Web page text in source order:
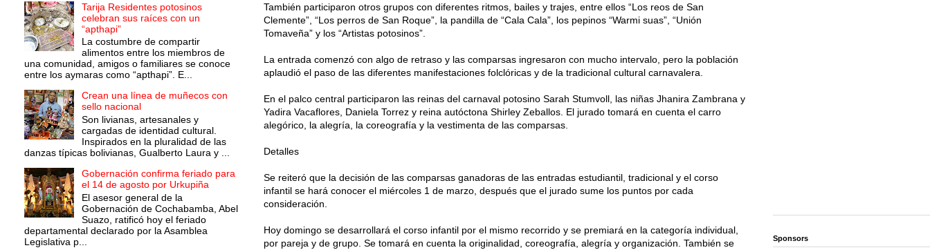
También participaron otros grupos con diferentes ritmos, bailes y trajes, entre ellos “Los reos de San
Clemente”, “Los perros de San Roque”, la pandilla de “Cala Cala”, los pepinos “Warmi suas”, “Unión
Tomaveña” y los “Artistas potosinos”.
La entrada comenzó con algo de retraso y las comparsas ingresaron con mucho intervalo, pero la población
aplaudió el paso de las diferentes manifestaciones folclóricas y de la tradicional cultural carnavalera.
En el palco central participaron las reinas del carnaval potosino Sarah Stumvoll, las niñas Jhanira Zambrana y
Yadira Vacaflores, Daniela Torrez y reina autóctona Shirley Zeballos. El jurado tomará en cuenta el carro
alegórico, la alegría, la coreografía y la vestimenta de las comparsas.
Detalles
Se reiteró que la decisión de las comparsas ganadoras de las entradas estudiantil, tradicional y el corso
infantil se hará conocer el miércoles 1 de marzo, después que el jurado sume los puntos por cada
consideración.
Hoy domingo se desarrollará el corso infantil por el mismo recorrido y se premiará en la categoría individual,
por pareja y de grupo. Se tomará en cuenta la originalidad, coreografía, alegría y organización. También se
Tarija Residentes potosinos
celebran sus raíces con un
“apthapi”
La costumbre de compartir
alimentos entre los miembros de
una comunidad, amigos o familiares se conoce
entre los aymaras como “apthapi”. E...
Crean una línea de muñecos con
sello nacional
Son livianas, artesanales y
cargadas de identidad cultural.
Inspirados en la pluralidad de las
danzas típicas bolivianas, Gualberto Laura y ...
Gobernación confirma feriado para
el 14 de agosto por Urkupiña
El asesor general de la
Gobernación de Cochabamba, Abel
Suazo, ratificó hoy el feriado
departamental declarado por la Asamblea
Legislativa p...
Sponsors